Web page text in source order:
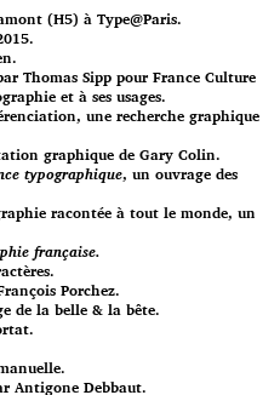
(H5) à Type@Paris.
Thomas Sipp pour France Culture
et à ses usages.
une recherche graphique
graphique de Gary Colin.
typographique, un ouvrage des
racontée à tout le monde, un
française.
Porchez.
de la belle & la bête.
Antigone Debbaut.